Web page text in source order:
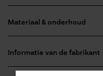
Activiteitstype
Materiaal & onderhoud
Informatie van de fabrikant